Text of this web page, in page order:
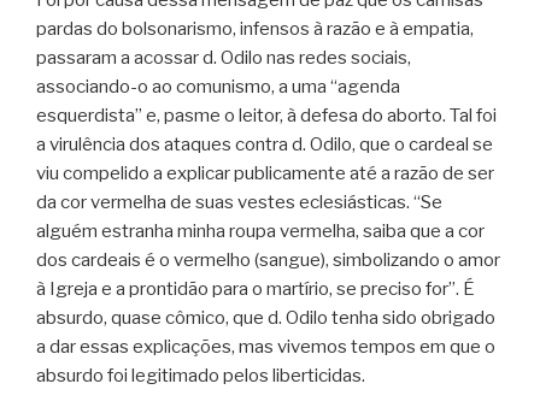
pardas do bolsonarismo, infensos à razão e à empatia,
passaram a acossar d. Odilo nas redes sociais,
associando-o ao comunismo, a uma “agenda
esquerdista” e, pasme o leitor, à defesa do aborto. Tal foi
a virulência dos ataques contra d. Odilo, que o cardeal se
viu compelido a explicar publicamente até a razão de ser
da cor vermelha de suas vestes eclesiásticas. “Se
alguém estranha minha roupa vermelha, saiba que a cor
dos cardeais é o vermelho (sangue), simbolizando o amor
à Igreja e a prontidão para o martírio, se preciso for”. É
absurdo, quase cômico, que d. Odilo tenha sido obrigado
a dar essas explicações, mas vivemos tempos em que o
absurdo foi legitimado pelos liberticidas.